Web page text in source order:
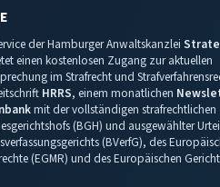
der Hamburger Anwaltskanzlei
einen kostenlosen Zugang zur aktuellen
im Strafrecht und
HRRS, einem monatlichen
mit der vollständigen strafrechtlichen
(BGH) und ausgewählter
(BVerfG), des
(EGMR) und des Europäischen